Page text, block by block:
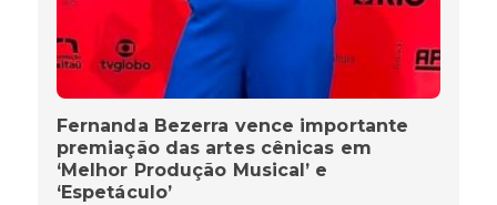
Fernanda Bezerra vence importante
premiação das artes cênicas em
‘Melhor Produção Musical’ e
‘Espetáculo’